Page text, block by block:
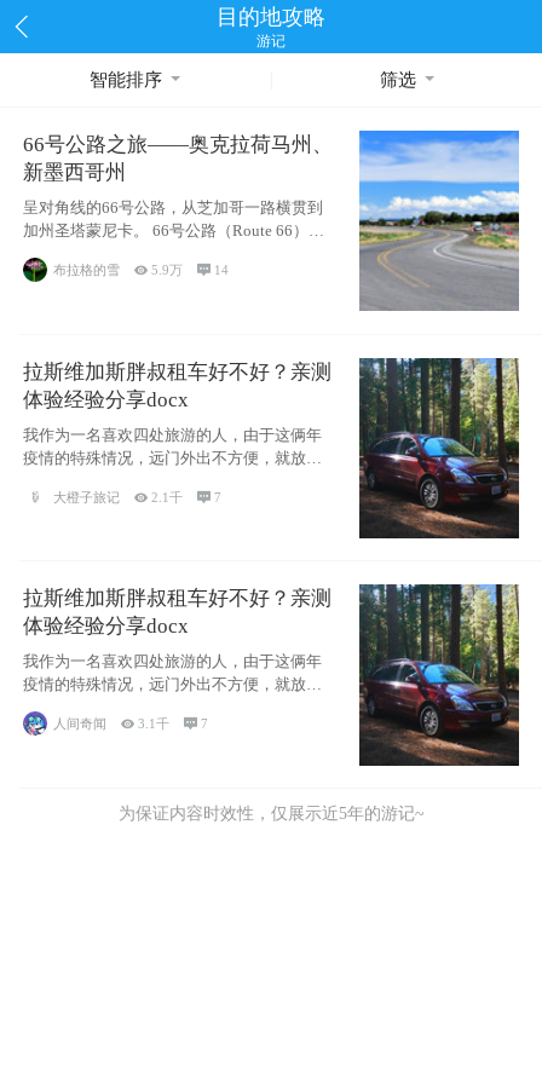
目的地攻略
游记
智能排序 筛选
66号公路之旅——奥克拉荷马州、
新墨西哥州
呈对角线的66号公路，从芝加哥一路横贯到
加州圣塔蒙尼卡。 66号公路（Route 66），
被美国人
布拉格的雪  5.9万  14
拉斯维加斯胖叔租车好不好？亲测
体验经验分享docx
我作为一名喜欢四处旅游的人，由于这俩年
疫情的特殊情况，远门外出不方便，就放弃
大橙子旅记 2.1千 7
拉斯维加斯胖叔租车好不好？亲测
体验经验分享docx
我作为一名喜欢四处旅游的人，由于这俩年
疫情的特殊情况，远门外出不方便，就放弃
了去美国
人间奇闻 3.1千 7
为保证内容时效性，仅展示近5年的游记~